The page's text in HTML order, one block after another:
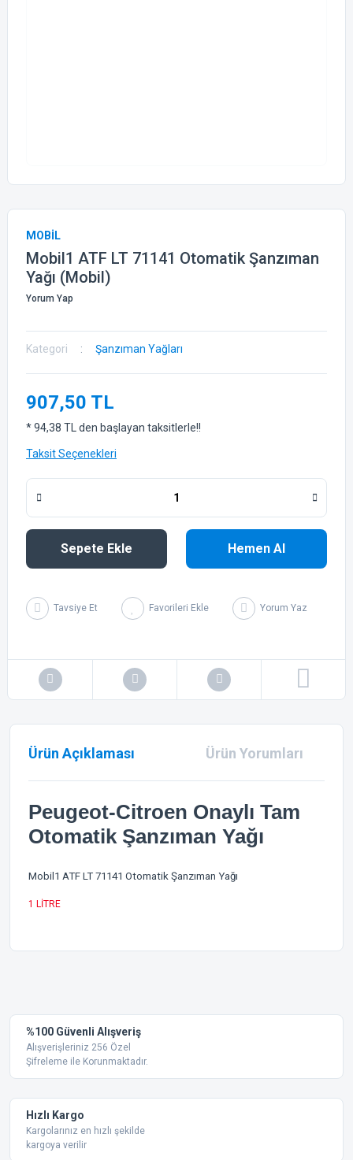
MOBİL
Mobil1 ATF LT 71141 Otomatik Şanzıman
Yağı (Mobil)
Yorum Yap
Kategori Şanzıman Yağları
907,50 TL
* 94,38 TL den başlayan taksitlerle!!
Taksit Seçenekleri
Sepete Ekle Hemen Al
Tavsiye Et Yorum Yaz
Ürün Açıklaması Ürün Yorumları
Peugeot-Citroen Onaylı Tam
Otomatik Şanzıman Yağı
Mobil1 ATF LT 71141 Otomatik Şanzıman Yağı
1 LİTRE
Ürün resmi kalitesiz, bozuk veya görüntülenemiyor.
Ürün açıklamasında eksik bilgiler bulunuyor.
Bu ürüne benzer farklı alternatifler olmalı.
%100 Güvenli Alışveriş
Alışverişleriniz 256 Özel
Şifreleme ile Korunmaktadır.
Hızlı Kargo
Kargolarınız en hızlı şekilde
kargoya verilir